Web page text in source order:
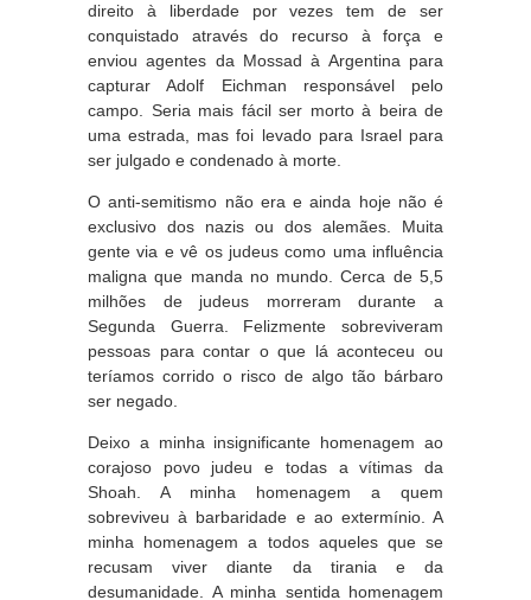
direito à liberdade por vezes tem de ser
conquistado através do recurso à força e
enviou agentes da Mossad à Argentina para
capturar Adolf Eichman responsável pelo
campo. Seria mais fácil ser morto à beira de
uma estrada, mas foi levado para Israel para
ser julgado e condenado à morte.
O anti-semitismo não era e ainda hoje não é
exclusivo dos nazis ou dos alemães. Muita
gente via e vê os judeus como uma influência
maligna que manda no mundo. Cerca de 5,5
milhões de judeus morreram durante a
Segunda Guerra. Felizmente sobreviveram
pessoas para contar o que lá aconteceu ou
teríamos corrido o risco de algo tão bárbaro
ser negado.
Deixo a minha insignificante homenagem ao
corajoso povo judeu e todas a vítimas da
Shoah. A minha homenagem a quem
sobreviveu à barbaridade e ao extermínio. A
minha homenagem a todos aqueles que se
recusam viver diante da tirania e da
desumanidade. A minha sentida homenagem